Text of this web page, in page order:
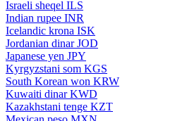
Israeli sheqel ILS
Indian rupee INR
Icelandic krona ISK
Jordanian dinar JOD
Japanese yen JPY
Kyrgyzstani som KGS
South Korean won KRW
Kuwaiti dinar KWD
Kazakhstani tenge KZT